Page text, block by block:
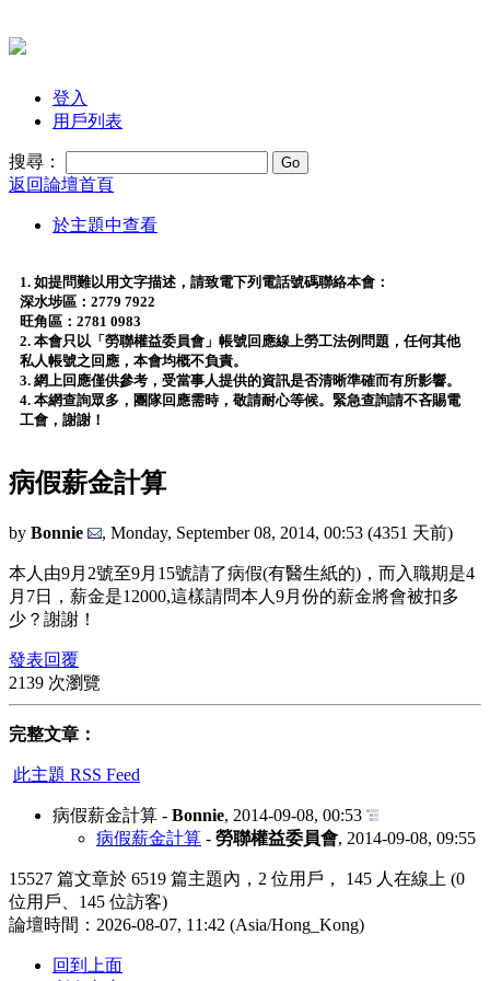
登入
用戶列表
搜尋：
返回論壇首頁
於主題中查看
1. 如提問難以用文字描述，請致電下列電話號碼聯絡本會：
深水埗區：2779 7922
旺角區：2781 0983
2. 本會只以「勞聯權益委員會」帳號回應線上勞工法例問題，任何其他
私人帳號之回應，本會均概不負責。
3. 網上回應僅供參考，受當事人提供的資訊是否清晰準確而有所影響。
4. 本網查詢眾多，團隊回應需時，敬請耐心等候。緊急查詢請不吝賜電
工會，謝謝！
病假薪金計算
by Bonnie , Monday, September 08, 2014, 00:53 (4351 天前)
本人由9月2號至9月15號請了病假(有醫生紙的)，而入職期是4
月7日，薪金是12000,這樣請問本人9月份的薪金將會被扣多
少？謝謝！
發表回覆
2139 次瀏覽
完整文章：
此主題 RSS Feed
病假薪金計算 - Bonnie, 2014-09-08, 00:53
病假薪金計算 - 勞聯權益委員會, 2014-09-08, 09:55
15527 篇文章於 6519 篇主題內，2 位用戶， 145 人在線上 (0
位用戶、145 位訪客)
論壇時間：2026-08-07, 11:42 (Asia/Hong_Kong)
回到上面